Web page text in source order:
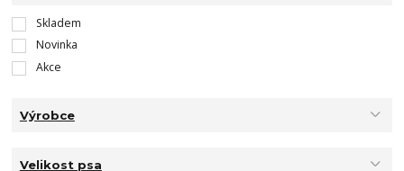
Skladem
Novinka
Akce
Výrobce
Velikost psa